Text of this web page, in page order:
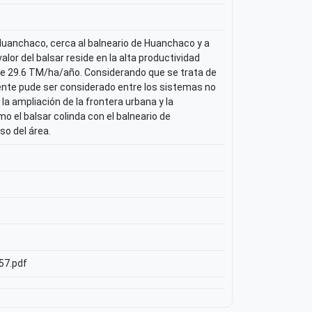
cerca al balneario de Huanchaco y a
del balsar reside en la alta productividad
29.6 TM/ha/año. Considerando que se trata de
pude ser considerado entre los sistemas no
ampliación de la frontera urbana y la
el balsar colinda con el balneario de
del área.